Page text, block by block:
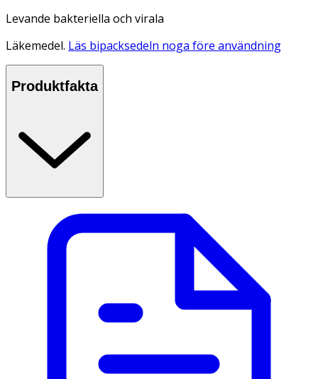
Levande bakteriella och virala
Läkemedel. Läs bipacksedeln noga före användning
Produktfakta